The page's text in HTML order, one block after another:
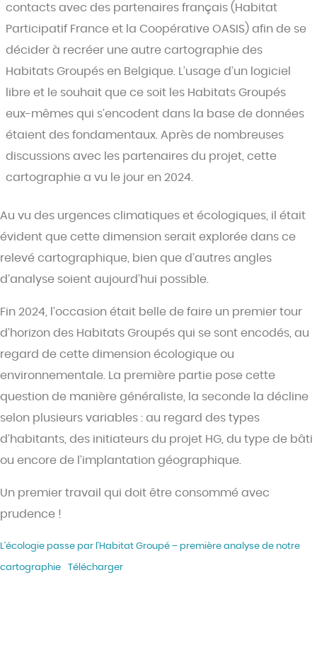
contacts avec des partenaires français (Habitat
Participatif France et la Coopérative OASIS) afin de se
décider à recréer une autre cartographie des
Habitats Groupés en Belgique. L’usage d’un logiciel
libre et le souhait que ce soit les Habitats Groupés
eux-mêmes qui s’encodent dans la base de données
étaient des fondamentaux. Après de nombreuses
discussions avec les partenaires du projet, cette
cartographie a vu le jour en 2024.
Au vu des urgences climatiques et écologiques, il était
évident que cette dimension serait explorée dans ce
relevé cartographique, bien que d’autres angles
d’analyse soient aujourd’hui possible.
Fin 2024, l’occasion était belle de faire un premier tour
d’horizon des Habitats Groupés qui se sont encodés, au
regard de cette dimension écologique ou
environnementale. La première partie pose cette
question de manière généraliste, la seconde la décline
selon plusieurs variables : au regard des types
d’habitants, des initiateurs du projet HG, du type de bâti
ou encore de l’implantation géographique.
Un premier travail qui doit être consommé avec
prudence !
L’écologie passe par l’Habitat Groupé – première analyse de notre
cartographie Télécharger